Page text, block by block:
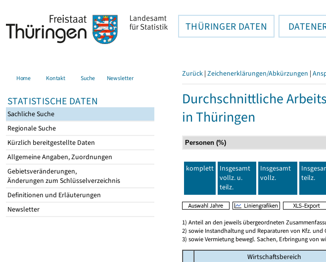
THÜRINGER DATEN
Home Kontakt Suche Newsletter
STATISTISCHE DATEN
Sachliche Suche
Regionale Suche
Kürzlich bereitgestellte Daten
Allgemeine Angaben, Zuordnungen
Gebietsveränderungen,
Änderungen zum Schlüsselverzeichnis
Definitionen und Erläuterungen
Newsletter
Zurück | Zeichenerklärungen/Abkürzungen |
Durchschnittliche
in Thüringen
komplett
Insgesamt
vollz. u.
teilz.
Insgesamt
vollz.
teilz.
1) Anteil an den jeweils übergeordneten
2) sowie Instandhaltung und Reparaturen von Kfz. und
3) sowie Vermietung bewegl. Sachen, Erbringung von
Wirtschaftsbereich